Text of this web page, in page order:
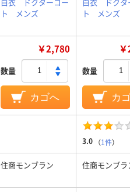
ト メンズ
ト メンズ
￥2,780
数量
カゴへ
数量
カ
3.0 （1件）
住商モンブラン 住商モンブラ